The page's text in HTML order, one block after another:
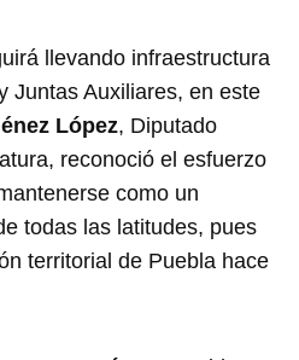
llevando infraestructura
Juntas Auxiliares, en este
López, Diputado
reconoció el esfuerzo
como un
todas las latitudes, pues
territorial de Puebla hace